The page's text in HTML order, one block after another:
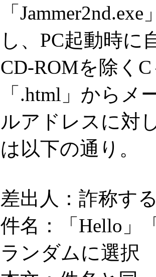
「
し、PC起動時
CD-ROMを除く
「.html」から
ルアドレスに対
は以下の通り。
差出人：詐称す
件名：「Hello」
ランダムに選択